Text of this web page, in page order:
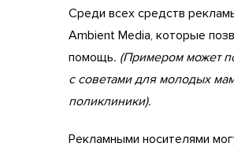
Среди всех средств
Ambient Media, которые
помощь. (Примером может
с советами для молодых
поликлиники).
Рекламными носителями